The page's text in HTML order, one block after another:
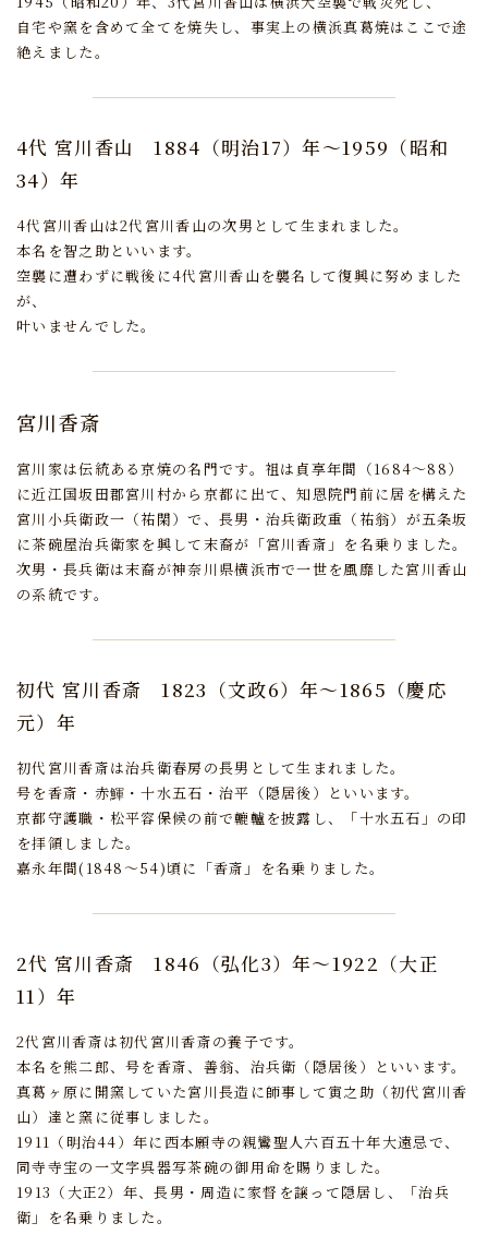
自宅や窯を含めて全てを焼失し、事実上の横浜真葛焼はここで途
絶えました。
4代 宮川香山1884（明治17）年～1959（昭和
34）年
4代宮川香山は2代宮川香山の次男として生まれました。
本名を智之助といいます。
空襲に遭わずに戦後に4代宮川香山を襲名して復興に努めました
が、
叶いませんでした。
宮川香斎
宮川家は伝統ある京焼の名門です。 祖は貞享年間（1684～88）
に近江国坂田郡宮川村から京都に出て、知恩院門前に居を構えた
宮川小兵衛政一（祐閑）で、 長男・治兵衛政重（祐翁）が五条坂
に茶碗屋治兵衛家を興して末裔が「宮川香斎」を名乗りました。
次男・長兵衛は末裔が神奈川県横浜市で一世を風靡した宮川香山
の系統です。
初代 宮川香斎1823（文政6）年～1865（慶応
元）年
初代宮川香斎は治兵衛春房の長男として生まれました。
号を香斎・赤鯶・十水五石・治平（隠居後）といいます。
京都守護職・松平容保候の前で轆轤を披露し、「十水五石」の印
を拝領しました。
嘉永年間(1848～54)頃に「香斎」を名乗りました。
2代 宮川香斎1846（弘化3）年～1922（大正
11）年
2代宮川香斎は初代宮川香斎の養子です。
本名を熊二郎、号を香斎、善翁、治兵衛（隠居後）といいます。
真葛ヶ原に開窯していた宮川長造に師事して寅之助（初代宮川香
山）達と窯に従事しました。
1911（明治44）年に西本願寺の親鸞聖人六百五十年大遠忌で、
同寺寺宝の一文字呉器写茶碗の御用命を賜りました。
1913（大正2）年、長男・周造に家督を譲って隠居し、「治兵
衛」を名乗りました。